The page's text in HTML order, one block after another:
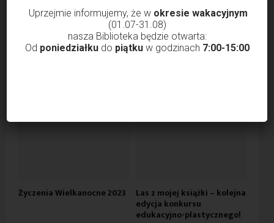
Godziny otwarcia Biblioteki od 1 marca
Krzysztof Probola 18 lutego 2022 3039
Życzenia Wielkanocne 2023 Las z mojej książki – kolejna
edycja konkursu
edukacyjno-plastycznego!
Uprzejmie informujemy, że w okresie wakacyjnym
(01.07-31.08)
nasza Biblioteka będzie otwarta:
Od poniedziałkudo piątkuw godzinach 7:00-15:00